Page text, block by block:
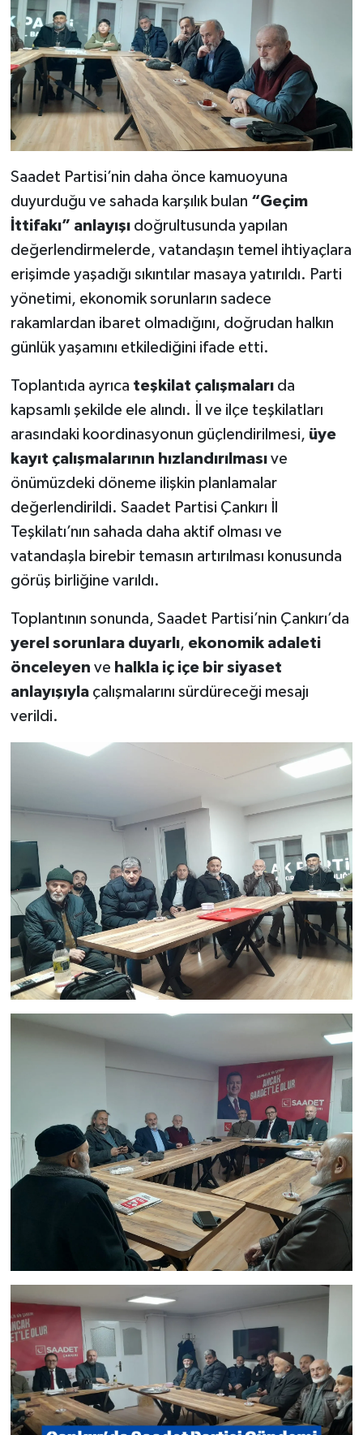
Saadet Partisi’nin daha önce kamuoyuna
duyurduğu ve sahada karşılık bulan “Geçim
İttifakı” anlayışıdoğrultusunda yapılan
değerlendirmelerde, vatandaşın temel ihtiyaçlara
erişimde yaşadığı sıkıntılar masaya yatırıldı. Parti
yönetimi, ekonomik sorunların sadece
rakamlardan ibaret olmadığını, doğrudan halkın
günlük yaşamını etkilediğini ifade etti.
Toplantıda ayrıca teşkilat çalışmalarıda
kapsamlı şekilde ele alındı. İl ve ilçe teşkilatları
arasındaki koordinasyonun güçlendirilmesi, üye
kayıt çalışmalarının hızlandırılmasıve
önümüzdeki döneme ilişkin planlamalar
değerlendirildi. Saadet Partisi Çankırı İl
Teşkilatı’nın sahada daha aktif olması ve
vatandaşla birebir temasın artırılması konusunda
görüş birliğine varıldı.
Toplantının sonunda, Saadet Partisi’nin Çankırı’da
yerel sorunlara duyarlı, ekonomik adaleti
önceleyen ve halkla iç içe bir siyaset
anlayışıylaçalışmalarını sürdüreceği mesajı
verildi.